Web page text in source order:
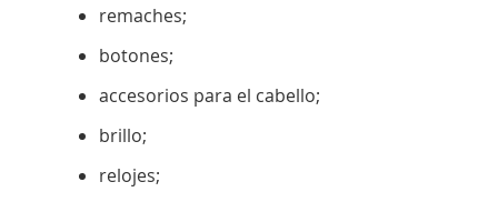
remaches;
botones;
accesorios para el cabello;
brillo;
relojes;